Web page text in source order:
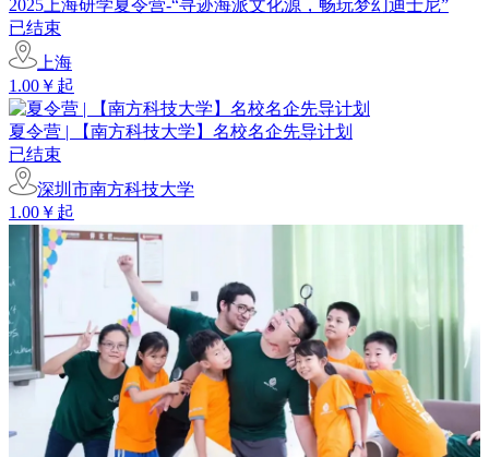
2025上海研学夏令营-“寻迹海派文化源，畅玩梦幻迪士尼”
已结束
上海
1.00￥起
夏令营 | 【南方科技大学】名校名企先导计划
已结束
深圳市南方科技大学
1.00￥起